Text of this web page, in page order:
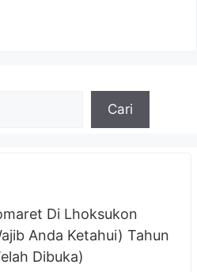
Cari
Di Lhoksukon
Anda Ketahui) Tahun
Dibuka)